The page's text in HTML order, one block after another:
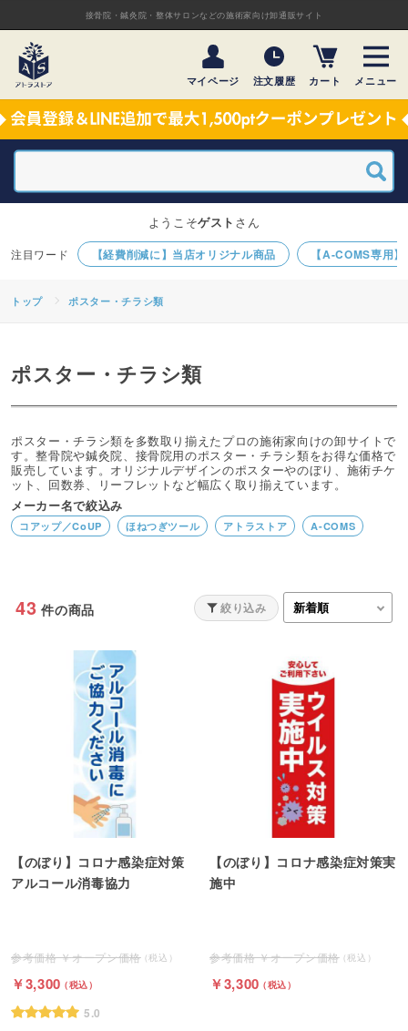
接骨院・鍼灸院・整体サロンなどの施術家向け卸通販サイト
マイページ 注文履歴 カート メニュー
【経費削減に】当店オリジナル商品 【A-COMS専用
ようこそゲスト さん
トップ ポスター・チラシ類
ポスター・チラシ類
ポスター・チラシ類を多数取り揃えたプロの施術家向けの卸サイトで
す。整骨院や鍼灸院、接骨院用のポスター・チラシ類をお得な価格で
販売しています。オリジナルデザインのポスターやのぼり、施術チケ
ット、回数券、リーフレットなど幅広く取り揃えています。
メーカー名で絞込み
コアップ／CoUP ほねつぎツール アトラストア A-COMS
43 件の商品 絞り込み
【のぼり】コロナ感染症対策
アルコール消毒協力
オープン価格
3,300
5.0
【のぼり】コロナ感染症対策実
施中
オープン価格
3,300